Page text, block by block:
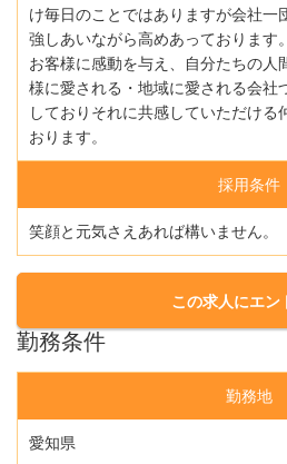
け毎日のことではありますが会社一
強しあいながら高めあっております。
お客様に感動を与え、自分たちの人
様に愛される・地域に愛される会社
しておりそれに共感していただける
おります。
採用条件
笑顔と元気さえあれば構いません。
この求人にエン
勤務条件
勤務地
愛知県